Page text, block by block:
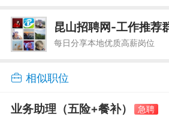
昆山招聘网-工作推荐
每日分享本地优质高薪岗位
相似职位
业务助理（五险+餐补）
急聘